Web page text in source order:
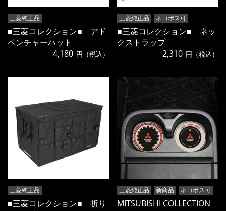
三菱純正品
■三菱コレクション■ アド
ベンチャーハット
4,180 円（税込）
三菱純正品 ネコポス可
■三菱コレクション■ ネッ
クストラップ
2,310 円（税込）
三菱純正品
■三菱コレクション■ 折り
三菱純正品 新商品 ネコポス可
MITSUBISHI COLLECTION